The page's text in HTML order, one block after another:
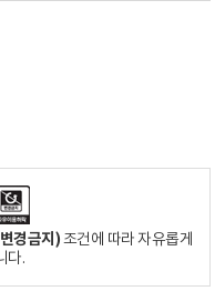
경금지)조건에 따라 자유롭게
다.